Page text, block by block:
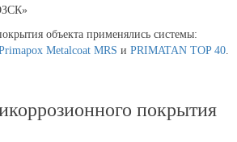
объекта применялись системы:
Metalcoat MRS и PRIMATAN TOP 40.
покрытия